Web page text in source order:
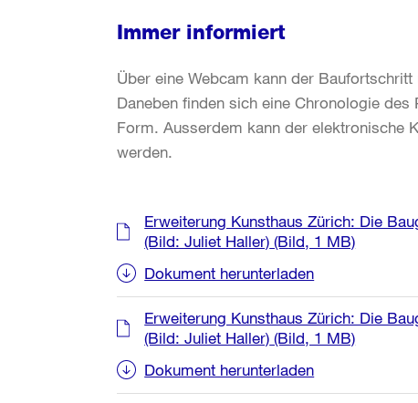
Immer informiert
Über eine Webcam kann der
Daneben finden sich eine Chronologie
Form. Ausserdem kann der elektronische
werden.
Weitere
Informationen
Erweiterung Kunsthaus Zürich: Die
(Bild: Juliet Haller) (Bild, 1 MB)
Dokument herunterladen
Erweiterung Kunsthaus Zürich: Die
(Bild: Juliet Haller) (Bild, 1 MB)
Dokument herunterladen